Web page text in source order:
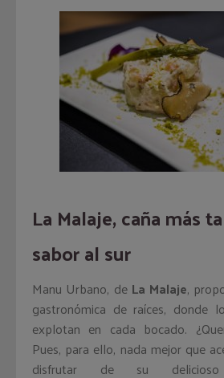
La Malaje, caña más
sabor al sur
Manu Urbano, de La Malaje,
gastronómica de raíces, donde
explotan en cada bocado.
Pues, para ello, nada mejor que
disfrutar de su